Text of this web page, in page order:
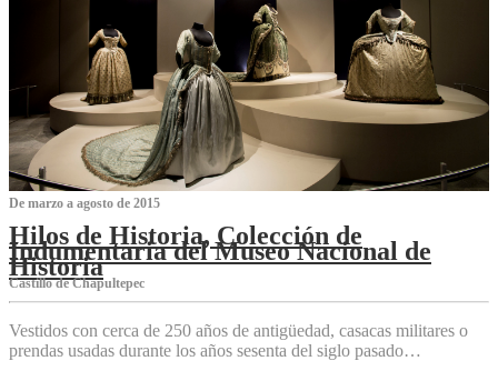
De marzo a agosto de 2015
Hilos de Historia, Colección de
Indumentaria del Museo Nacional de
Historia
Castillo de Chapultepec
Vestidos con cerca de 250 años de antigüedad, casacas militares o
prendas usadas durante los años sesenta del siglo pasado…